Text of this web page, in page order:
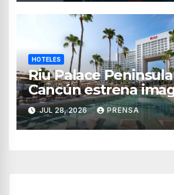
HOTELES
Riu Palace
Cancún estrena
Club y nuevas
hospedaje
JUL 28, 2026 PRENSA